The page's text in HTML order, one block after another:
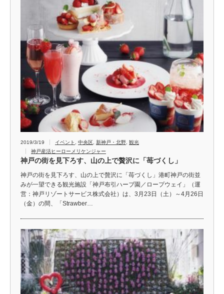
2019/3/19 イベント 中央区 新神戸・北野 観光
神戸産活ヒーローメリケンジャー
神戸の街を見下ろす、山の上で贅沢に「苺づくし」
神戸の街を見下ろす、山の上で贅沢に「苺づくし」 ​港町神戸の街並
みが一望できる観光施設「神戸布引ハーブ園／ロープウェイ」（運
営：神戸リゾートサービス株式会社）は、3月23日（土）～4月26日
（金）の間、「Strawber…